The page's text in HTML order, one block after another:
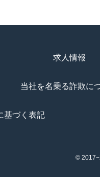
求人情報
当社を名乗る詐欺に
基づく表記
©